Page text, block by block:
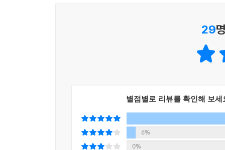
프로이트와 융은 정신의학을 이끈 두 천재였습
강해 반대 의견을 받아들이지 않았고, 점점 곁에
반면, 융은 함께 연구한 공동 연구자가 많았습니
내가 느끼는 즐거운 마음이 행복이라고 했잖아요
지나가는 처음 보는 사람을 쳐요. 주먹이 시원해
내가 잡혀가죠. 그리고 합의금을 물고 죗값도 치
이근후×이서원에게 직접 상담받는 듯한 생생한 조
살다 보면 힘들고 괴로울 때가 있다. 하지만 고민
드는 법』 등 베스트셀러를 출간하며 행복한
따뜻한 조언을 하여 사람들에게 많은 사랑을 받
질문하고 이근후 교수가 답하는 ‘즉문즉답’ 식의
29
별점별로 리뷰를 확인해 보세
6%
0%